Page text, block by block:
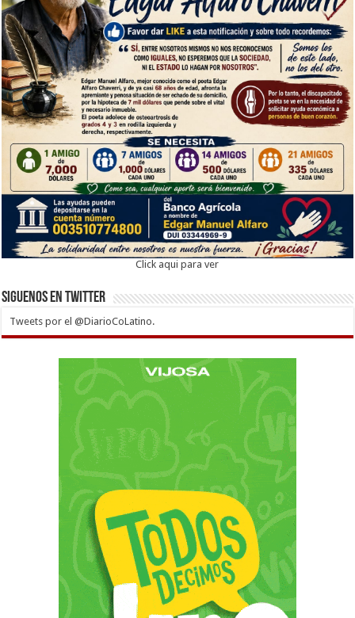
Click aqui para ver
Siguenos en twitter
Tweets por el @DiarioCoLatino.